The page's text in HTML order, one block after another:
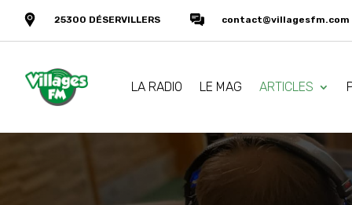
25300 DÉSERVILLERS contact@villagesfm.com
LA RADIO LE MAG ARTICLES